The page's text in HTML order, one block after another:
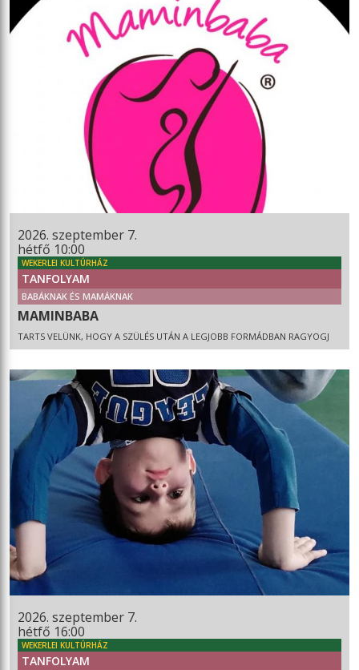
2026. szeptember 7.
hétfő 10:00
WEKERLEI KULTÚRHÁZ
TANFOLYAM
BABÁKNAK ÉS MAMÁKNAK
MAMINBABA
TARTS VELÜNK, HOGY A SZÜLÉS UTÁN A LEGJOBB FORMÁDBAN RAGYOGJ
2026. szeptember 7.
hétfő 16:00
WEKERLEI KULTÚRHÁZ
TANFOLYAM